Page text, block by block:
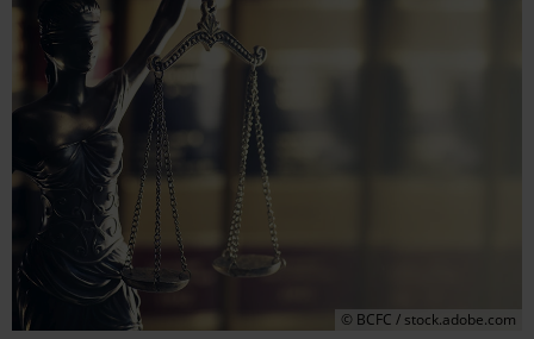
© BCFC / stock.adobe.com